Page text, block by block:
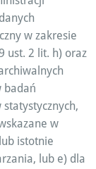
w zakresie
ust. 2 lit. h) oraz
badań
w
istotnie
lub e) dla